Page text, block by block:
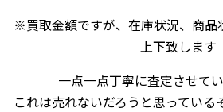
※買取金額ですが、在庫状況、商品
上下致します
一点一点丁寧に査定させてい
これは売れないだろうと思っている